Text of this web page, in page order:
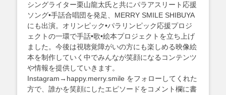
シングライター栗山龍太氏と共にパラアスリート応援
ソング•手話合唱団を発足、MERRY SMILE SHIBUYA
にも出演。オリンピック•パラリンピック応援プロジ
ェクトの一環で手話•歌•絵本プロジェクトを立ち上げ
ました。今後は視聴覚障がいの方にも楽しめる映像絵
本を制作していく中でみんなが笑顔になるコンテンツ
や情報を提供していきます。
Instagram→happy.merry.smile をフォローしてくれた
方で、誰かを笑顔にしたエピソードをコメント欄に書